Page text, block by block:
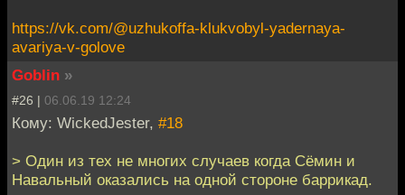
https://vk.com/@uzhukoffa-klukvobyl-yadernaya-
avariya-v-golove
Goblin »
#26 | 06.06.19 12:24
Кому: WickedJester, #18
> Один из тех не многих случаев когда Сёмин и
Навальный оказались на одной стороне баррикад.